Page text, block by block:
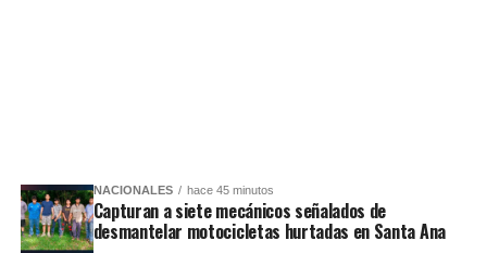
NACIONALES hace 45 minutos
Capturan a siete mecánicos señalados de
desmantelar motocicletas hurtadas en Santa Ana